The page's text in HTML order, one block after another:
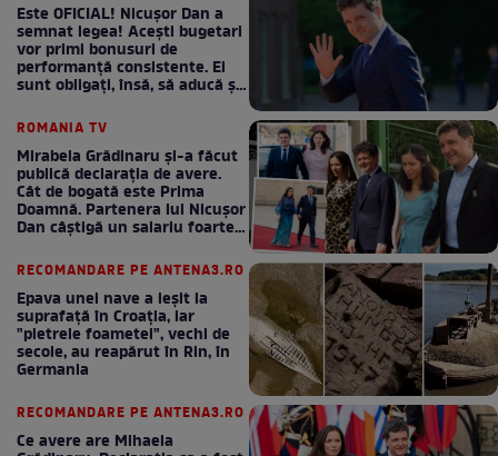
Este OFICIAL! Nicușor Dan a
semnat legea! Acești bugetari
vor primi bonusuri de
performanță consistente. Ei
sunt obligați, însă, să aducă și
ROMANIA TV
Mirabela Grădinaru și-a făcut
publică declarația de avere.
Cât de bogată este Prima
Doamnă. Partenera lui Nicușor
Dan câștigă un salariu foarte
RECOMANDARE PE ANTENA3.RO
Epava unei nave a ieșit la
suprafață în Croația, iar
"pietrele foametei", vechi de
secole, au reapărut în Rin, în
Germania
RECOMANDARE PE ANTENA3.RO
Ce avere are Mihaela